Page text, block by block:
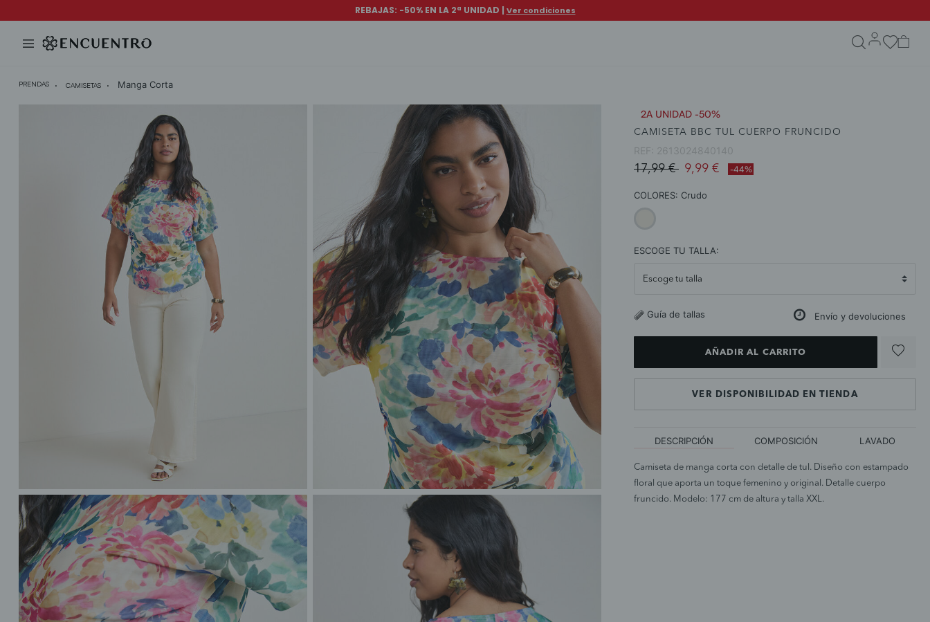
PRENDAS CAMISETAS Manga Corta
2A UNIDAD -50%
CAMISETA BBC TUL CUERPO FRUNCIDO
REF: 2613024840140
Price reduced from
17,99 €to9,99 € -44%
COLORES: Crudo
ESCOGE TU TALLA:
Guía de tallas Envío y devoluciones
AÑADIR AL CARRITO
VER DISPONIBILIDAD EN TIENDA
DESCRIPCIÓN COMPOSICIÓN LAVADO
Camiseta de manga corta con detalle de tul. Diseño con estampado
floral que aporta un toque femenino y original. Detalle cuerpo
fruncido. Modelo: 177 cm de altura y talla XXL.